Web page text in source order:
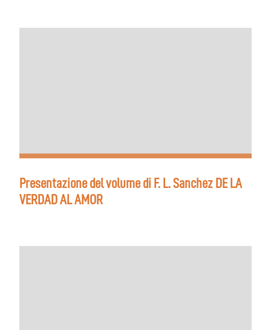
Presentazione del volume di F. L. Sanchez DE LA
VERDAD AL AMOR